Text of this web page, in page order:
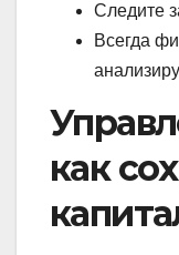
Следите
Всегда
как